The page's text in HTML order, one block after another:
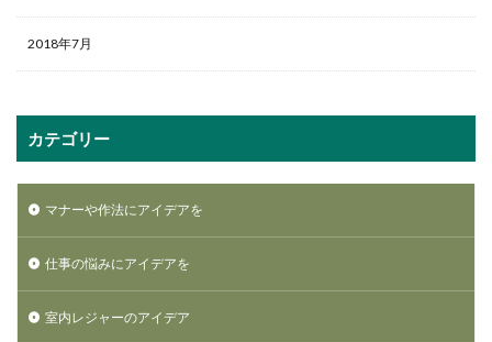
2018年7月
カテゴリー
マナーや作法にアイデアを
仕事の悩みにアイデアを
室内レジャーのアイデア